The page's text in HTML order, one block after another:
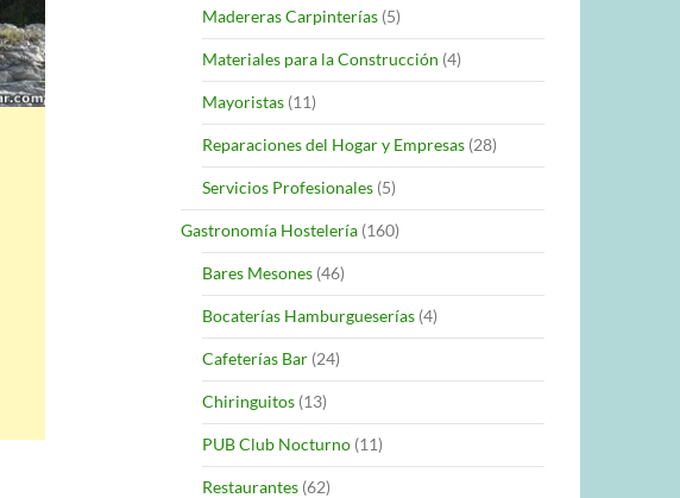
Madereras Carpinterías (5)
Materiales para la Construcción (4)
Mayoristas (11)
Reparaciones del Hogar y Empresas (28)
Servicios Profesionales (5)
Gastronomía Hostelería (160)
Bares Mesones (46)
Bocaterías Hamburgueserías (4)
Cafeterías Bar (24)
Chiringuitos (13)
PUB Club Nocturno (11)
Restaurantes (62)